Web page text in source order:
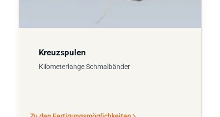
Kreuzspulen
Kilometerlange Schmalbänder